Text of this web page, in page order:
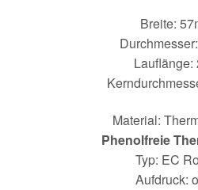
Breite:
Lauflänge:
Material:
Phenolfreie
Typ: EC
Aufdruck: